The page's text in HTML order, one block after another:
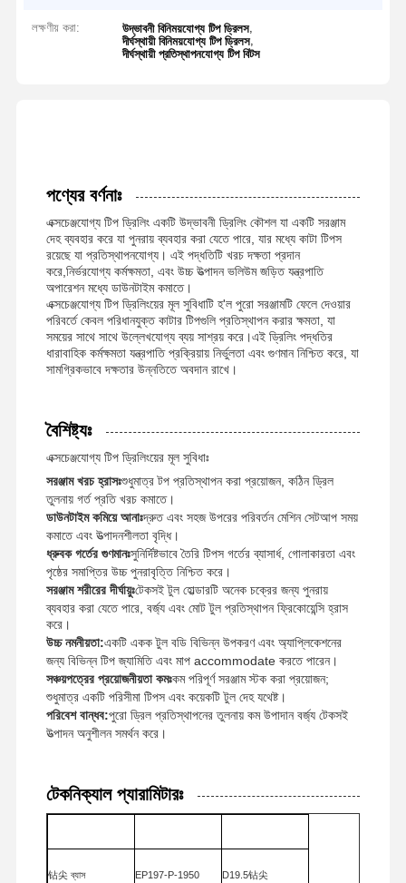
লক্ষণীয় করা: উদ্ভাবনী বিনিময়যোগ্য টিপ ড্রিলস,
দীর্ঘস্থায়ী বিনিময়যোগ্য টিপ ড্রিলস,
দীর্ঘস্থায়ী প্রতিস্থাপনযোগ্য টিপ বিটস
পণ্যের বর্ণনাঃ
এক্সচেঞ্জযোগ্য টিপ ড্রিলিং একটি উদ্ভাবনী ড্রিলিং কৌশল যা একটি সরঞ্জাম
দেহ ব্যবহার করে যা পুনরায় ব্যবহার করা যেতে পারে, যার মধ্যে কাটা টিপস
রয়েছে যা প্রতিস্থাপনযোগ্য। এই পদ্ধতিটি খরচ দক্ষতা প্রদান
করে,নির্ভরযোগ্য কর্মক্ষমতা, এবং উচ্চ উত্পাদন ভলিউম জড়িত যন্ত্রপাতি
অপারেশন মধ্যে ডাউনটাইম কমাতে।
এক্সচেঞ্জযোগ্য টিপ ড্রিলিংয়ের মূল সুবিধাটি হ'ল পুরো সরঞ্জামটি ফেলে দেওয়ার
পরিবর্তে কেবল পরিধানযুক্ত কাটার টিপগুলি প্রতিস্থাপন করার ক্ষমতা, যা
সময়ের সাথে সাথে উল্লেখযোগ্য ব্যয় সাশ্রয় করে।এই ড্রিলিং পদ্ধতির
ধারাবাহিক কর্মক্ষমতা যন্ত্রপাতি প্রক্রিয়ায় নির্ভুলতা এবং গুণমান নিশ্চিত করে, যা
সামগ্রিকভাবে দক্ষতার উন্নতিতে অবদান রাখে।
বৈশিষ্ট্যঃ
এক্সচেঞ্জযোগ্য টিপ ড্রিলিংয়ের মূল সুবিধাঃ
সরঞ্জাম খরচ হ্রাসঃশুধুমাত্র টপ প্রতিস্থাপন করা প্রয়োজন, কঠিন ড্রিল
তুলনায় গর্ত প্রতি খরচ কমাতে।
ডাউনটাইম কমিয়ে আনাঃদ্রুত এবং সহজ উপরের পরিবর্তন মেশিন সেটআপ সময়
কমাতে এবং উত্পাদনশীলতা বৃদ্ধি।
ধ্রুবক গর্তের গুণমানঃসুনির্দিষ্টভাবে তৈরি টিপস গর্তের ব্যাসার্ধ, গোলাকারতা এবং
পৃষ্ঠের সমাপ্তির উচ্চ পুনরাবৃত্তি নিশ্চিত করে।
সরঞ্জাম শরীরের দীর্ঘায়ুঃটেকসই টুল হোল্ডারটি অনেক চক্রের জন্য পুনরায়
ব্যবহার করা যেতে পারে, বর্জ্য এবং মোট টুল প্রতিস্থাপন ফ্রিকোয়েন্সি হ্রাস
করে।
উচ্চ নমনীয়তা:একটি একক টুল বডি বিভিন্ন উপকরণ এবং অ্যাপ্লিকেশনের
জন্য বিভিন্ন টিপ জ্যামিতি এবং মাপ accommodate করতে পারেন।
সঞ্চয়পত্রের প্রয়োজনীয়তা কমঃকম পরিপূর্ণ সরঞ্জাম স্টক করা প্রয়োজন;
শুধুমাত্র একটি পরিসীমা টিপস এবং কয়েকটি টুল দেহ যথেষ্ট।
পরিবেশ বান্ধব:পুরো ড্রিল প্রতিস্থাপনের তুলনায় কম উপাদান বর্জ্য টেকসই
উত্পাদন অনুশীলন সমর্থন করে।
টেকনিক্যাল প্যারামিটারঃ
钻尖 ব্যাস EP197-P-1950 D19.5钻尖